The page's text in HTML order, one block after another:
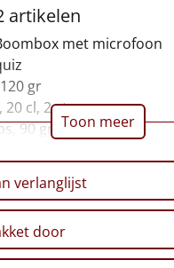
artikelen
met microfoon
gr
20 cl, 2 st
90 gr
hotel
een feestelijke kerstdoos
Toon meer
verlanglijst
door